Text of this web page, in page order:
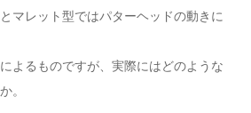
マレット型ではパターヘッドの動きに
よるものですが、実際にはどのような
。